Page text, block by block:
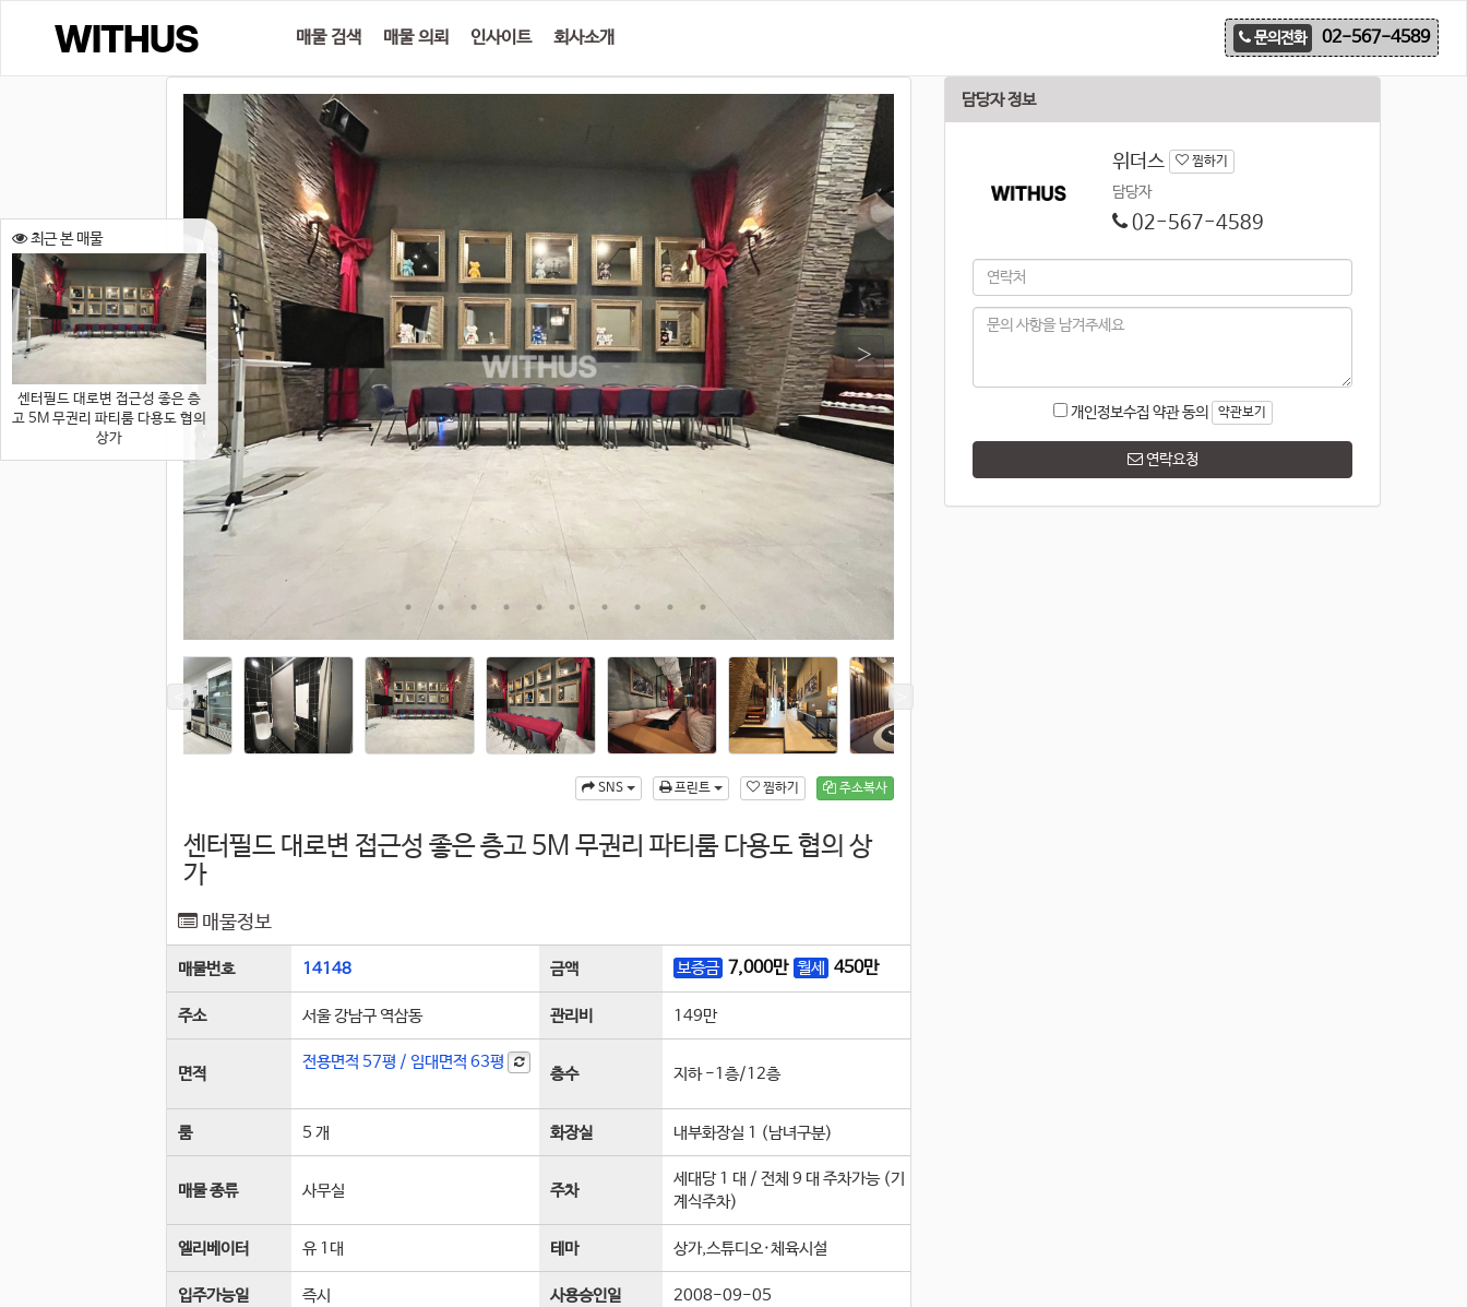
문의전화 02-567-4589
매물 검색 매물 의뢰 인사이트 회사소개
주소복사
찜하기
프린트
SNS
센터필드 대로변 접근성 좋은 층고 5M 무권리 파티룸 다용도 협의 상
가
매물정보
매물번호 14148 금액 보증금 7,000만 월세 450만
주소 서울 강남구 역삼동 관리비 149만
면적
전용면적 57평 / 임대면적 63평
층수 지하 -1층/12층
룸 5 개 화장실 내부화장실 1 (남녀구분)
매물 종류 사무실 주차
세대당 1 대 / 전체 9 대 주차가능 (기
계식주차)
엘리베이터 유 1 대 테마 상가,스튜디오·체육시설
입주가능일 즉시 사용승인일 2008-09-05
담당자 정보
위더스 찜하기
담당자
02-567-4589
개인정보수집 약관 동의 약관보기
연락요청
최근 본 매물
센터필드 대로변 접근성 좋은 층
고 5M 무권리 파티룸 다용도 협의
상가